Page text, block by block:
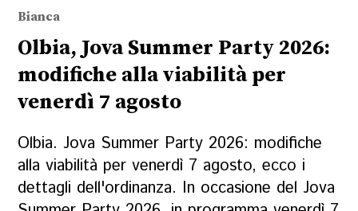
Bianca
Olbia, Jova Summer Party 2026:
modifiche alla viabilità per
venerdì 7 agosto
Olbia. Jova Summer Party 2026: modifiche
alla viabilità per venerdì 7 agosto, ecco i
dettagli dell'ordinanza. In occasione del Jova